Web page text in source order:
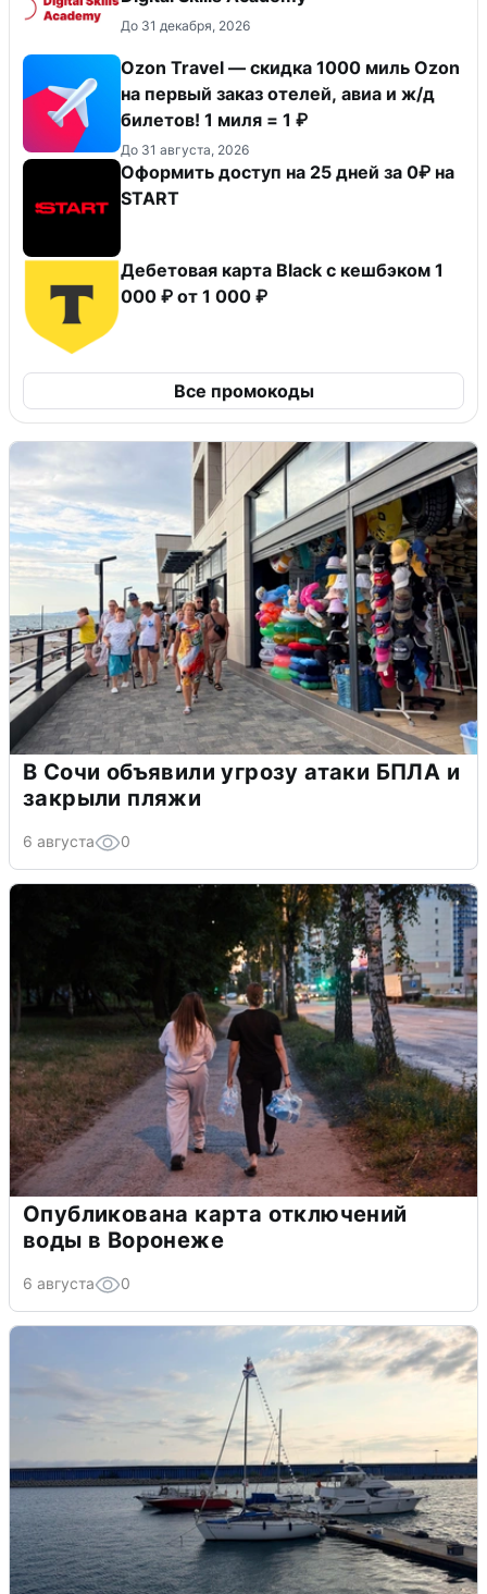
До 31 декабря, 2026
Ozon Travel — скидка 1000 миль Ozon
на первый заказ отелей, авиа и ж/д
билетов! 1 миля = 1 ₽
До 31 августа, 2026
Оформить доступ на 25 дней за 0₽ на
START
Дебетовая карта Black c кешбэком 1
000 ₽ от 1 000 ₽
Все промокоды
В Сочи объявили угрозу атаки БПЛА и
закрыли пляжи
6 августа 0
Опубликована карта отключений
воды в Воронеже
6 августа 0